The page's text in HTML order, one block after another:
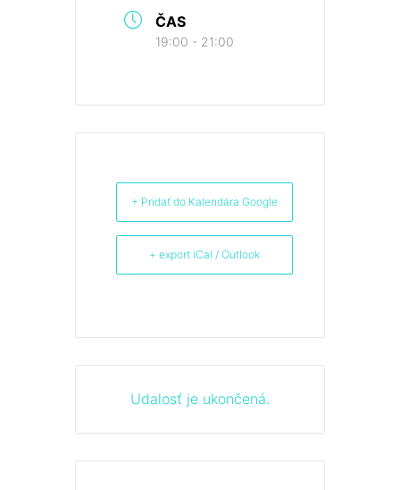
ČAS
19:00 - 21:00
+ Pridať do Kalendára Google
+ export iCal / Outlook
Udalosť je ukončená.